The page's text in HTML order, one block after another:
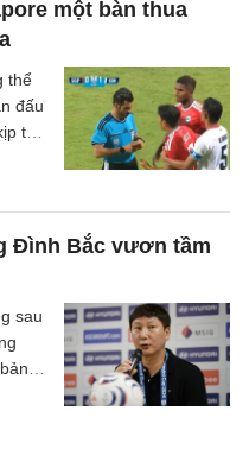
một bàn thua
thể
đấu
thời
Đình Bắc vươn tầm
sau